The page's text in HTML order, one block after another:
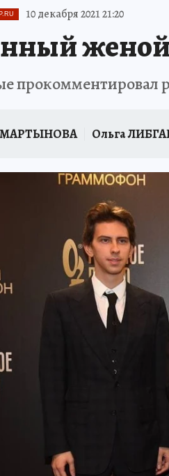
НА СЕБЕ
10 декабря 2021 21:20
женой
прокомментировал
МАРТЫНОВА Ольга